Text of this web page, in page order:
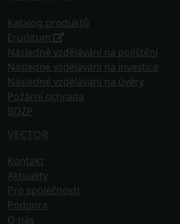
Katalog produktů
Eruditum
Následné vzdělávání na pojištění
Následné vzdělávání na investice
Následné vzdělávání na úvěry
Požární ochrana
BOZP
Kontakt
Aktuality
Pro společnosti
Podpora
O nás